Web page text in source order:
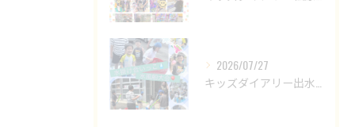
2026/07/27